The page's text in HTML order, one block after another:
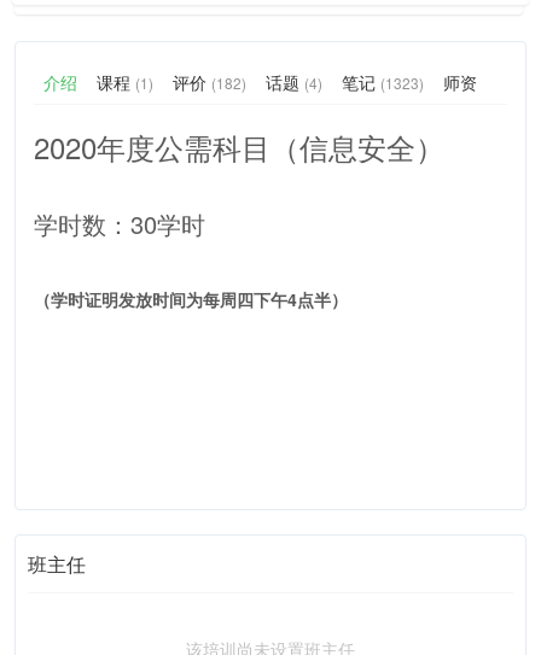
介绍 课程 (1) 评价 (182) 话题 (4) 笔记 (1323) 师资
2020年度公需科目（信息安全）
学时数：30学时
（学时证明发放时间为每周四下午4点半）
班主任
该培训尚未设置班主任